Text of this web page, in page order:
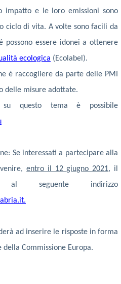
impatto e le loro emissioni sono
di vita. A volte sono facili da
possono essere idonei a ottenere
ecologica (Ecolabel).
è raccogliere da parte delle PMI
delle misure adottate.
su questo tema è possibile
: Se interessati a partecipare alla
entro il 12 giugno 2021, il
seguente indirizzo
.
ad inserire le risposte in forma
della Commissione Europa.